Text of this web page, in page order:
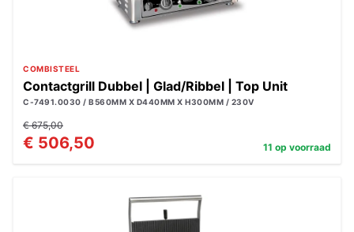
COMBISTEEL
Contactgrill Dubbel | Glad/Ribbel | Top Unit
C-7491.0030 / B560MM X D440MM X H300MM / 230V
€ 675,00
€ 506,50 11 op voorraad